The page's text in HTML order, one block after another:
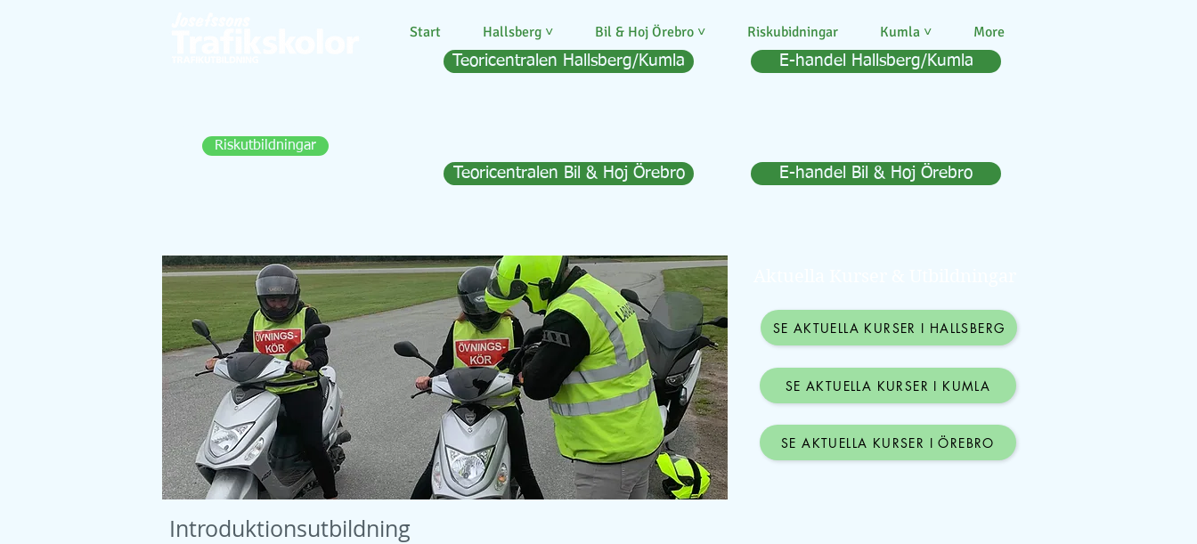
Riskutbildningar
Start Hallsberg ˅ Bil & Hoj Örebro ˅ Riskubidningar Kumla ˅ More
Teoricentralen Hallsberg/Kumla E-handel Hallsberg/Kumla
Teoricentralen Bil & Hoj Örebro E-handel Bil & Hoj Örebro
Introduktionsutbildning
SE AKTUELLA KURSER I HALLSBERG
SE AKTUELLA KURSER I KUMLA
SE AKTUELLA KURSER I ÖREBRO